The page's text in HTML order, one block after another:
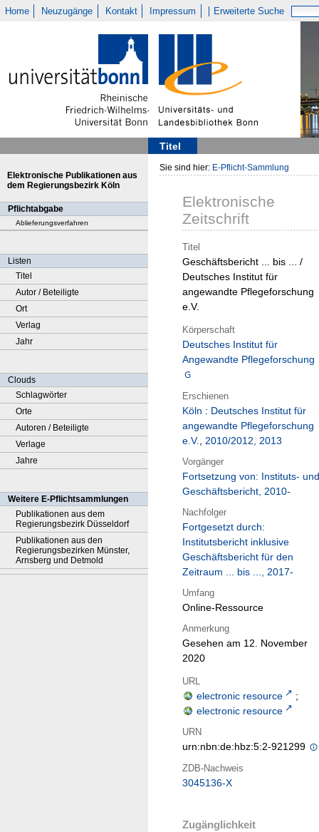
Home Neuzugänge Kontakt Impressum Erweiterte Suche
Titel
Elektronische Publikationen aus
dem Regierungsbezirk Köln
Pflichtabgabe
Ablieferungsverfahren
Listen
Titel
Autor / Beteiligte
Ort
Verlag
Jahr
Clouds
Schlagwörter
Orte
Autoren / Beteiligte
Verlage
Jahre
Weitere E-Pflichtsammlungen
Publikationen aus dem
Regierungsbezirk Düsseldorf
Publikationen aus den
Regierungsbezirken Münster,
Arnsberg und Detmold
Sie sind hier: E-Pflicht-Sammlung
Elektronische
Zeitschrift
Titel
Geschäftsbericht ... bis ... /
Deutsches Institut für
angewandte Pflegeforschung
e.V.
Körperschaft
Deutsches Institut für
Angewandte Pflegeforschung
Erschienen
Köln : Deutsches Institut für
angewandte Pflegeforschung
e.V., 2010/2012, 2013
Vorgänger
Fortsetzung von: Instituts- und
Geschäftsbericht, 2010-
Nachfolger
Fortgesetzt durch:
Institutsbericht inklusive
Geschäftsbericht für den
Zeitraum ... bis ..., 2017-
Umfang
Online-Ressource
Anmerkung
Gesehen am 12. November
2020
URL
electronic resource
;
electronic resource
URN
urn:nbn:de:hbz:5:2-921299
ZDB-Nachweis
3045136-X
Zugänglichkeit